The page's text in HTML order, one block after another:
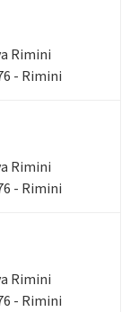
Rimini
- Rimini
Rimini
- Rimini
Rimini
- Rimini